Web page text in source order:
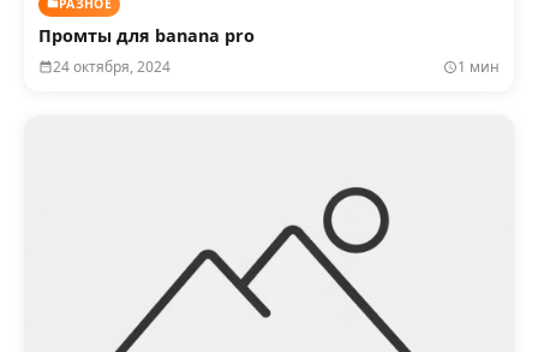
РАЗНОЕ
Промты для banana pro
24 октября, 2024 1 мин